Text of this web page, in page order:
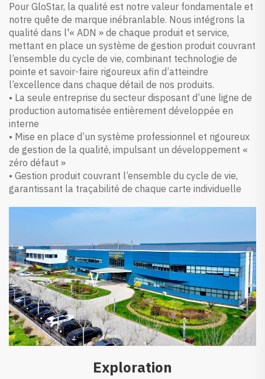
Pour GloStar, la qualité est notre valeur fondamentale et
notre quête de marque inébranlable. Nous intégrons la
qualité dans l'« ADN » de chaque produit et service,
mettant en place un système de gestion produit couvrant
l’ensemble du cycle de vie, combinant technologie de
pointe et savoir-faire rigoureux afin d’atteindre
l’excellence dans chaque détail de nos produits.
• La seule entreprise du secteur disposant d’une ligne de
production automatisée entièrement développée en
interne
• Mise en place d’un système professionnel et rigoureux
de gestion de la qualité, impulsant un développement «
zéro défaut »
• Gestion produit couvrant l’ensemble du cycle de vie,
garantissant la traçabilité de chaque carte individuelle
Exploration